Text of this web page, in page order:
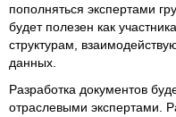
пополняться экспертами
будет полезен как
структурам,
данных.
Разработка документов
отраслевыми экспертами.